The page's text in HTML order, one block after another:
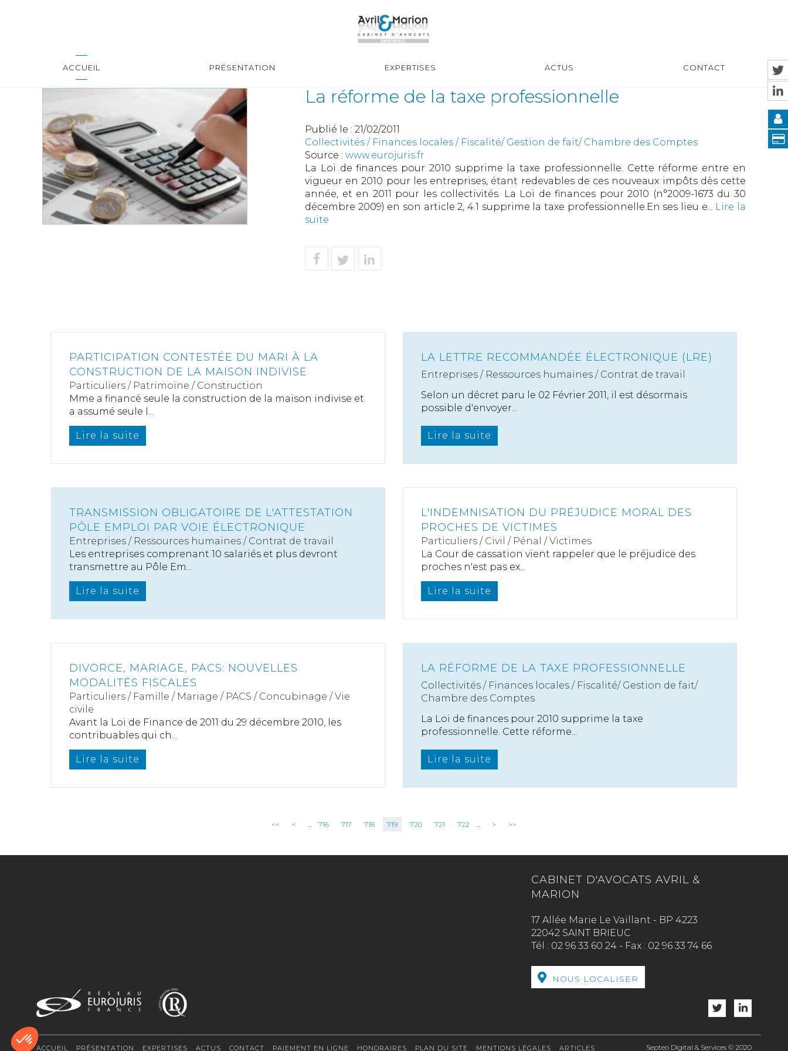
ACCUEIL PRÉSENTATION EXPERTISES ACTUS CONTACT
La réforme de la taxe professionnelle
Publié le : 21/02/2011
Collectivités / Finances locales / Fiscalité/ Gestion de fait/ Chambre des Comptes
Source : www.eurojuris.fr
La Loi de finances pour 2010 supprime la taxe professionnelle. Cette réforme entre en
vigueur en 2010 pour les entreprises, étant redevables de ces nouveaux impôts dès cette
année, et en 2011 pour les collectivités. La Loi de finances pour 2010 (n°2009-1673 du 30
décembre 2009) en son article 2, 4.1 supprime la taxe professionnelle.En ses lieu e... Lire la
suite
PARTICIPATION CONTESTÉE DU MARI À LA
CONSTRUCTION DE LA MAISON INDIVISE
Particuliers / Patrimoine / Construction
Mme a financé seule la construction de la maison indivise et
a assumé seule l...
Lire la suite
LA LETTRE RECOMMANDÉE ÉLECTRONIQUE (LRE)
Entreprises / Ressources humaines / Contrat de travail
Selon un décret paru le 02 Février 2011, il est désormais
possible d'envoyer...
Lire la suite
TRANSMISSION OBLIGATOIRE DE L'ATTESTATION
PÔLE EMPLOI PAR VOIE ÉLECTRONIQUE
Entreprises / Ressources humaines / Contrat de travail
Les entreprises comprenant 10 salariés et plus devront
transmettre au Pôle Em...
Lire la suite
L'INDEMNISATION DU PRÉJUDICE MORAL DES
PROCHES DE VICTIMES
Particuliers / Civil / Pénal /Victimes
La Cour de cassation vient rappeler que le préjudice des
proches n'est pas ex...
Lire la suite
DIVORCE, MARIAGE, PACS: NOUVELLES
MODALITÉS FISCALES
Particuliers / Famille / Mariage / PACS / Concubinage / Vie
civile
Avant la Loi de Finance de 2011 du 29 décembre 2010, les
contribuables qui ch...
Lire la suite
LA RÉFORME DE LA TAXE PROFESSIONNELLE
Collectivités / Finances locales / Fiscalité/ Gestion de fait/
Chambre des Comptes
La Loi de finances pour 2010 supprime la taxe
professionnelle. Cette réforme...
Lire la suite
<< < ... 716 717 718 719 720 721 722 ... > >>
CABINET D'AVOCATS AVRIL &
MARION
17 Allée Marie Le Vaillant - BP 4223
22042 SAINT BRIEUC
Tél : 02 96 33 60 24 - Fax : 02 96 33 74 66
NOUS LOCALISER
ACCUEIL PRÉSENTATION EXPERTISES ACTUS CONTACT PAIEMENT EN LIGNE HONORAIRES PLAN DU SITE MENTIONS LÉGALES ARTICLES Septeo Digital & Services © 2020